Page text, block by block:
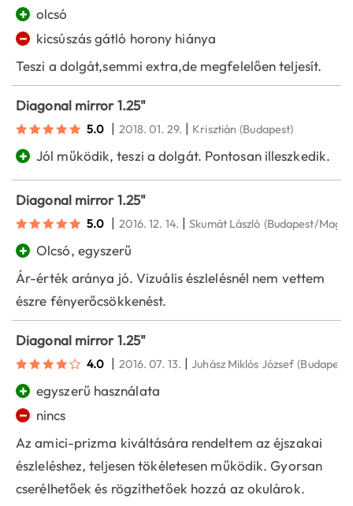
+ olcsó
−
kicsúszás gátló horony hiánya
Teszi a dolgát,semmi extra,de megfelelően teljesít.
Diagonal mirror 1.25"
5.0 | 2018. 01. 29. | Krisztián (Budapest)
+ Jól működik, teszi a dolgát. Pontosan illeszkedik.
Diagonal mirror 1.25"
5.0 | 2016. 12. 14. |Skumát László (Budapest/
+ Olcsó, egyszerű
Ár-érték aránya jó. Vizuális észlelésnél nem vettem
észre fényerőcsökkenést.
Diagonal mirror 1.25"
4.0 | 2016. 07. 13. |Juhász Miklós József (Budapest)
+ egyszerű használata
−
nincs
Az amici-prizma kiváltására rendeltem az éjszakai
észleléshez, teljesen tökéletesen működik. Gyorsan
cserélhetőek és rögzíthetőek hozzá az okulárok.